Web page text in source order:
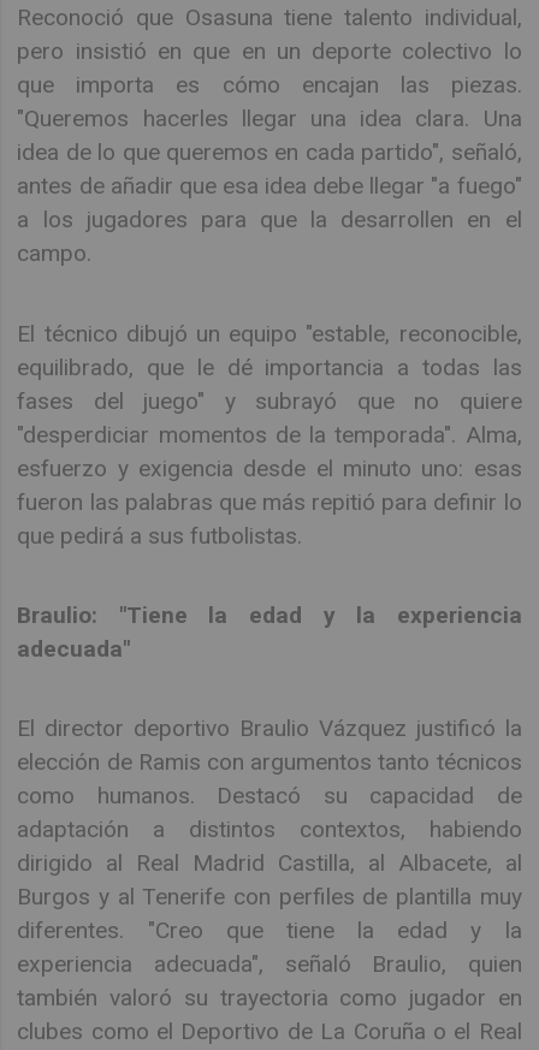
Reconoció que Osasuna tiene talento individual,
pero insistió en que en un deporte colectivo lo
que importa es cómo encajan las piezas.
"Queremos hacerles llegar una idea clara. Una
idea de lo que queremos en cada partido", señaló,
antes de añadir que esa idea debe llegar "a fuego"
a los jugadores para que la desarrollen en el
campo.
El técnico dibujó un equipo "estable, reconocible,
equilibrado, que le dé importancia a todas las
fases del juego" y subrayó que no quiere
"desperdiciar momentos de la temporada". Alma,
esfuerzo y exigencia desde el minuto uno: esas
fueron las palabras que más repitió para definir lo
que pedirá a sus futbolistas.
Braulio: "Tiene la edad y la experiencia
adecuada"
El director deportivo Braulio Vázquez justificó la
elección de Ramis con argumentos tanto técnicos
como humanos. Destacó su capacidad de
adaptación a distintos contextos, habiendo
dirigido al Real Madrid Castilla, al Albacete, al
Burgos y al Tenerife con perfiles de plantilla muy
diferentes. "Creo que tiene la edad y la
experiencia adecuada", señaló Braulio, quien
también valoró su trayectoria como jugador en
clubes como el Deportivo de La Coruña o el Real